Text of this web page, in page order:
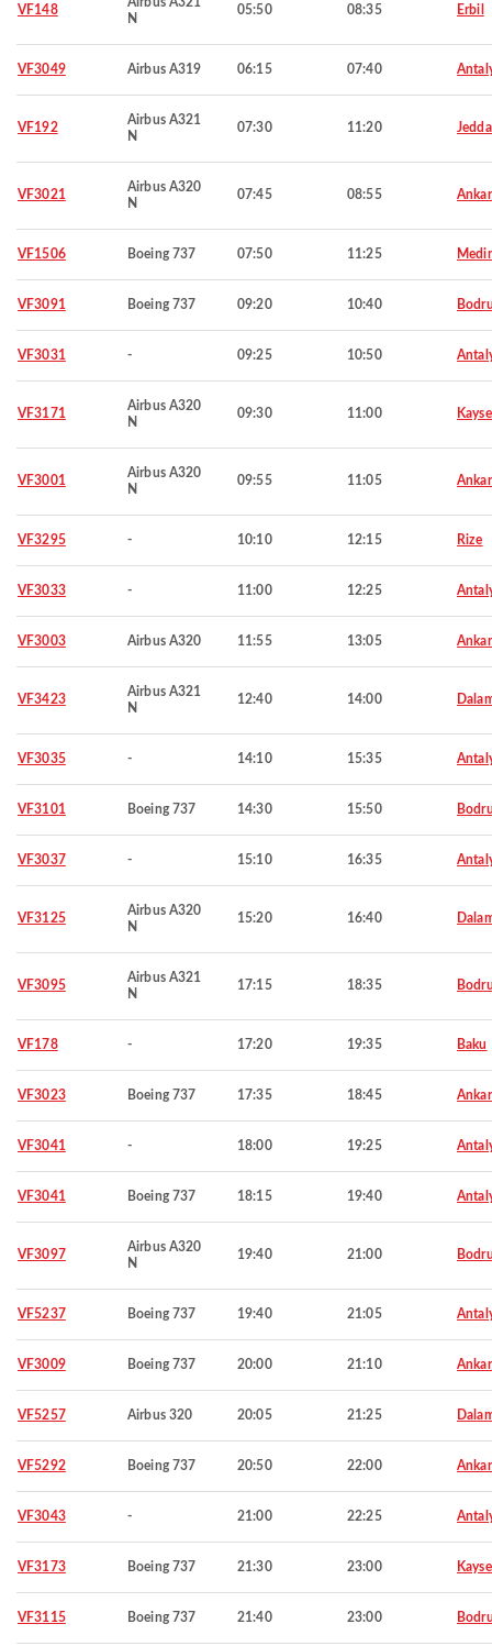
VF148
N
05:50 08:35 Erbil
VF3049 Airbus A319 06:15 07:40
VF192
Airbus A321
N
07:30 11:20
VF3021
Airbus A320
N
07:45 08:55
VF1506 Boeing 737 07:50 11:25
VF3091 Boeing 737 09:20 10:40
VF3031 - 09:25 10:50
VF3171
Airbus A320
N
09:30 11:00
VF3001
Airbus A320
N
09:55 11:05
VF3295 - 10:10 12:15 Rize
VF3033 - 11:00 12:25
VF3003 Airbus A320 11:55 13:05
VF3423
Airbus A321
N
12:40 14:00
VF3035 - 14:10 15:35
VF3101 Boeing 737 14:30 15:50
VF3037 - 15:10 16:35
VF3125
Airbus A320
N
15:20 16:40
VF3095
Airbus A321
N
17:15 18:35
VF178 - 17:20 19:35 Baku
VF3023 Boeing 737 17:35 18:45
VF3041 - 18:00 19:25
VF3041 Boeing 737 18:15 19:40
VF3097
Airbus A320
N
19:40 21:00
VF5237 Boeing 737 19:40 21:05
VF3009 Boeing 737 20:00 21:10
VF5257 Airbus 320 20:05 21:25
VF5292 Boeing 737 20:50 22:00
VF3043 - 21:00 22:25
VF3173 Boeing 737 21:30 23:00
VF3115 Boeing 737 21:40 23:00